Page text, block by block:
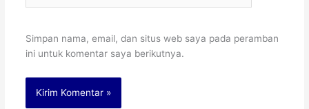
Simpan nama, email, dan situs web saya pada peramban
ini untuk komentar saya berikutnya.